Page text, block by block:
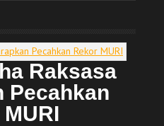
Raksasa
Pecahkan